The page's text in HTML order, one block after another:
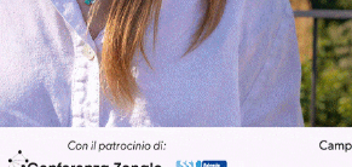
Ultime Notizie